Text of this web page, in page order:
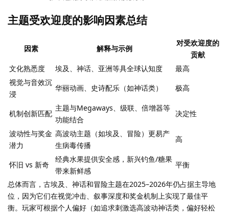
主题受欢迎度的影响因素总结
因素 解释与示例
对受欢迎度的
贡献
文化熟悉度
埃及、神话、亚洲等具全球认知度
最高
视觉与音效沉
浸
华丽动画、史诗配乐（如神话类） 极高
机制创新匹配
主题与Megaways、级联、倍增器等
功能结合
决定性
波动性与奖金
潜力
高波动主题（如埃及、冒险）更易产
生病毒传播
高
怀旧 vs 新奇
经典水果提供安全感，新兴钓鱼/糖果
带来新鲜感
平衡
总体而言，古埃及、神话和冒险主题在2025–2026年仍占据主导地
位，因为它们在视觉冲击、叙事深度和奖金机制上实现了最佳平
衡。玩家可根据个人偏好（如追求刺激选高波动神话类，偏好轻松